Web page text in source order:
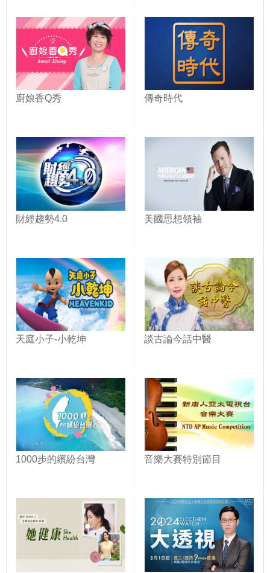
廚娘香Q秀 傳奇時代
財經趨勢4.0 美國思想領袖
天庭小子-小乾坤 談古論今話中醫
1000步的繽紛台灣 音樂大賽特別節目